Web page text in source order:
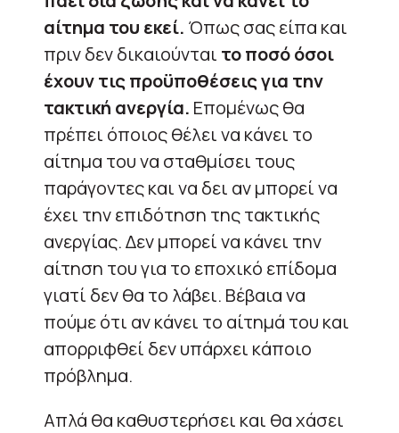
αίτημα του εκεί. Όπως σας είπα και
πριν δεν δικαιούνται το ποσό όσοι
έχουν τις προϋποθέσεις για την
τακτική ανεργία. Επομένως θα
πρέπει όποιος θέλει να κάνει το
αίτημα του να σταθμίσει τους
παράγοντες και να δει αν μπορεί να
έχει την επιδότηση της τακτικής
ανεργίας. Δεν μπορεί να κάνει την
αίτηση του για το εποχικό επίδομα
γιατί δεν θα το λάβει. Βέβαια να
πούμε ότι αν κάνει το αίτημά του και
απορριφθεί δεν υπάρχει κάποιο
πρόβλημα.
Απλά θα καθυστερήσει και θα χάσει